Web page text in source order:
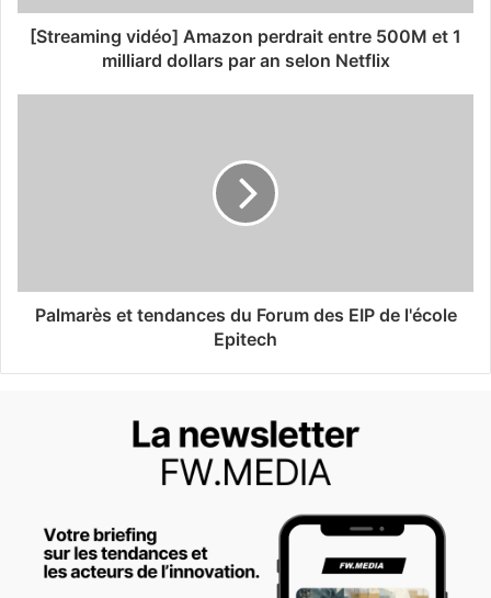
[Streaming vidéo] Amazon perdrait entre 500M et 1
milliard dollars par an selon Netflix
Palmarès et tendances du Forum des EIP de l'école
Epitech